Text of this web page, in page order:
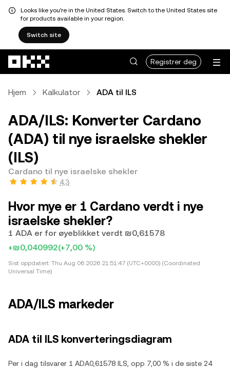
Looks like you're in the United States. Switch to the United States site
for products available in your region.
Switch site
Registrer deg
Hjem Kalkulator ADA til ILS
ADA/ILS: Konverter Cardano
(ADA) til nye israelske shekler
(ILS)
Cardano til nye israelske shekler
4,3
Hvor mye er 1 Cardano verdt i nye
israelske shekler?
1 ADA er for øyeblikket verdt ₪0,61578
+₪0,040992(+7,00 %)
Sist oppdatert: Thu Aug 06 2026 21:51:47 (UTC+0000) (Coordinated
Universal Time)
ADA/ILS markeder
ADA til ILS konverteringsdiagram
Per i dag tilsvarer 1 ADA0,61578 ILS, opp 7,00 % i de siste 24